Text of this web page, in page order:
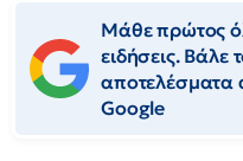
Μάθε πρώτος
ειδήσεις.
αποτελέσματα
Google